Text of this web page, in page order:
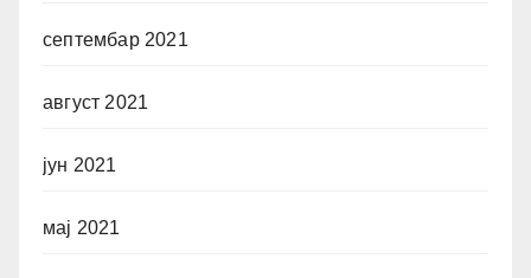
септембар 2021
август 2021
јун 2021
мај 2021